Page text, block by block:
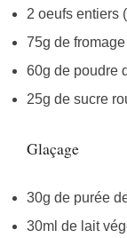
2 oeufs entiers
75g de
60g de poudre
25g de sucre
Glaçage
30g de purée
30ml de lait